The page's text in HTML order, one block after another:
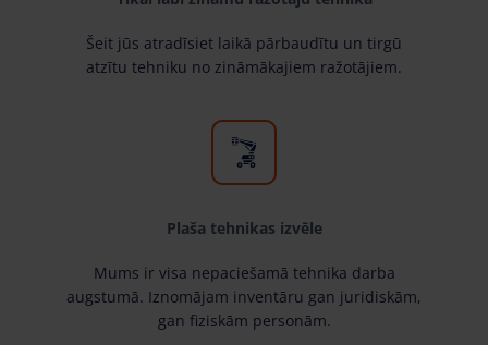
Šeit jūs atradīsiet laikā pārbaudītu un tirgū
atzītu tehniku no zināmākajiem ražotājiem.
Plaša tehnikas izvēle
Mums ir visa nepaciešamā tehnika darba
augstumā. Iznomājam inventāru gan juridiskām,
gan fiziskām personām.